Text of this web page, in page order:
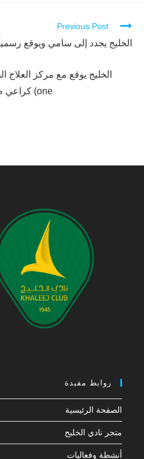
Continue
Reading
Previous Post
الخليج يجدد إلى سامي ويوقع
one) كراعي طبي للفريق الأول لكرة القدم
روابط مفيدة
الصفحة الرئيسية
متجر نادي الخليج
أنشطة وفعاليات